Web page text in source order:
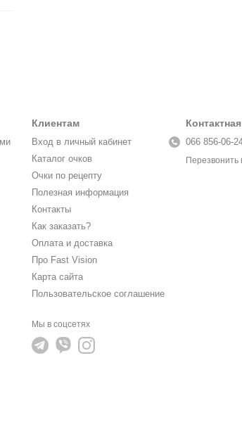
Клиентам
Вход в личный кабинет
Каталог очков
Очки по рецепту
Полезная информация
Контакты
Как заказать?
Оплата и доставка
Про Fast Vision
Карта сайта
Пользовательское соглашение
Мы в соцсетях
066 856-06-
Перезвонить